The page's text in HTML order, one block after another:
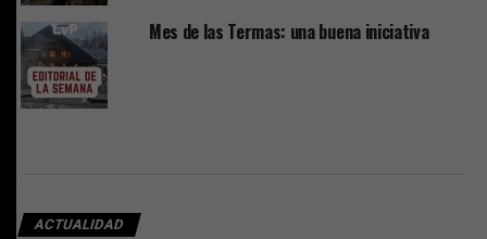
Mes de las Termas: una buena iniciativa
ACTUALIDAD